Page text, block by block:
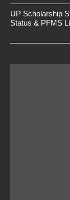
UP Scholarship
Status & PFMS